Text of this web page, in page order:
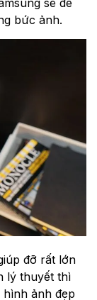
bức ảnh.
đỡ rất lớn
lý thuyết thì
ảnh đẹp